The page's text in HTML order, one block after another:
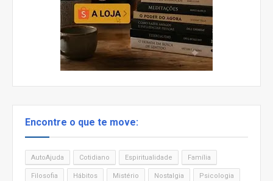
Encontre o que te move:
AutoAjuda Cotidiano Espiritualidade Família
Filosofia Hábitos Mistério Nostalgia Psicologia